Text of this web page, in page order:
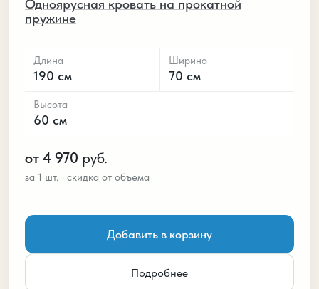
Одноярусная кровать на прокатной
пружине
Длина
190 см
Ширина
70 см
Высота
60 см
от 4 970 руб.
Добавить в корзину
Подробнее